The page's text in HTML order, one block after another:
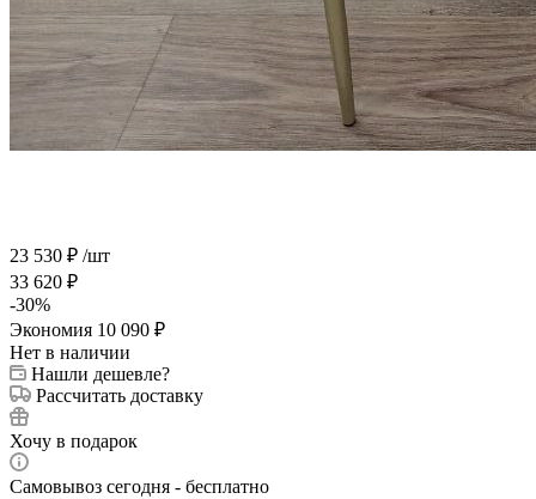
23 530 ₽ /шт
33 620 ₽
-30%
Экономия 10 090 ₽
Нет в наличии
Нашли дешевле?
Рассчитать доставку
Хочу в подарок
Самовывоз сегодня - бесплатно